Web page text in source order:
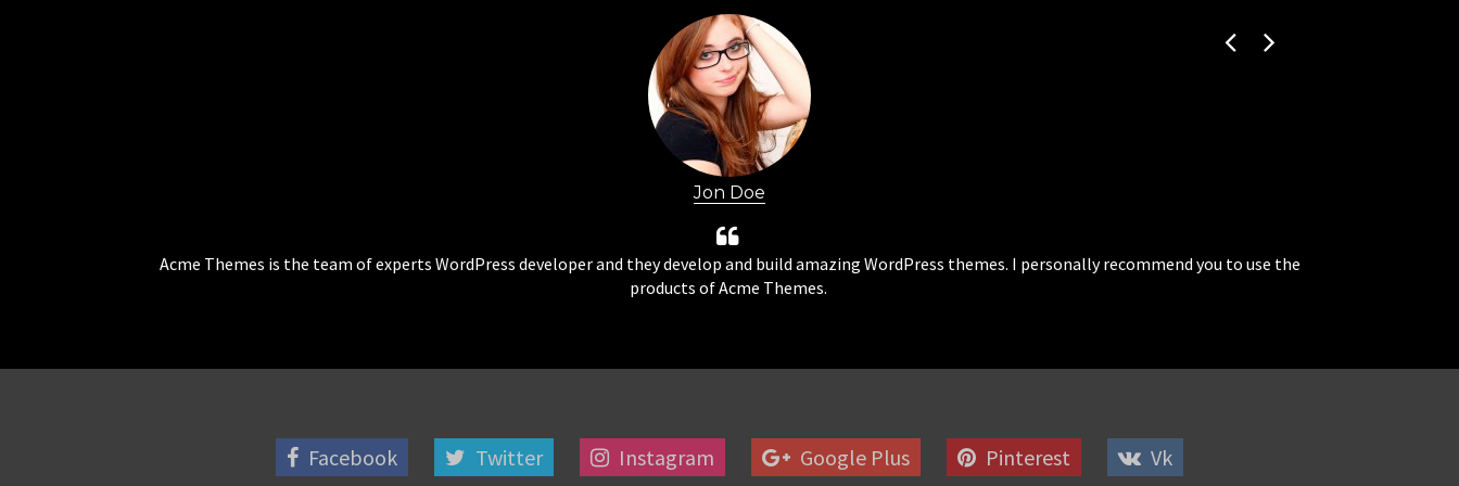
Jon Doe
Acme Themes is the team of experts WordPress developer and they develop and build amazing WordPress themes. I personally recommend you to use the
products of Acme Themes.
Facebook Twitter Instagram Google Plus Pinterest Vk